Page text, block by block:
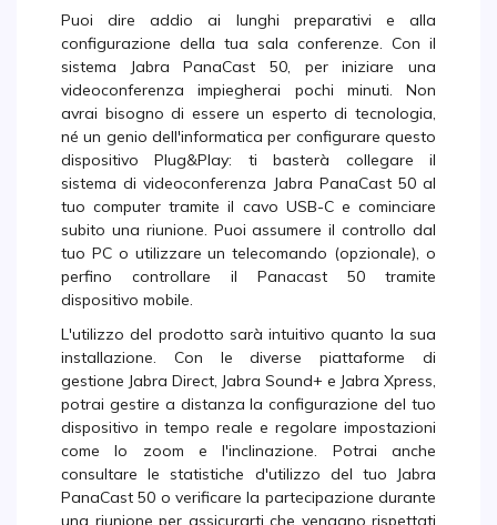
Puoi dire addio ai lunghi preparativi e alla
configurazione della tua sala conferenze. Con il
sistema Jabra PanaCast 50, per iniziare una
videoconferenza impiegherai pochi minuti. Non
avrai bisogno di essere un esperto di tecnologia,
né un genio dell'informatica per configurare questo
dispositivo Plug&Play: ti basterà collegare il
sistema di videoconferenza Jabra PanaCast 50 al
tuo computer tramite il cavo USB-C e cominciare
subito una riunione. Puoi assumere il controllo dal
tuo PC o utilizzare un telecomando (opzionale), o
perfino controllare il Panacast 50 tramite
dispositivo mobile.
L'utilizzo del prodotto sarà intuitivo quanto la sua
installazione. Con le diverse piattaforme di
gestione Jabra Direct, Jabra Sound+ e Jabra Xpress,
potrai gestire a distanza la configurazione del tuo
dispositivo in tempo reale e regolare impostazioni
come lo zoom e l'inclinazione. Potrai anche
consultare le statistiche d'utilizzo del tuo Jabra
PanaCast 50 o verificare la partecipazione durante
una riunione per assicurarti che vengano rispettati